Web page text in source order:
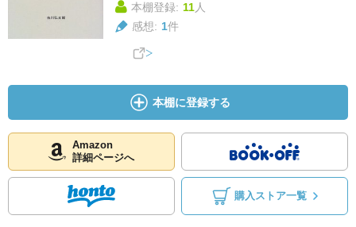
本棚登録: 11人
感想: 1件
本棚に登録する
Amazon
詳細ページへ
購入ストア一覧